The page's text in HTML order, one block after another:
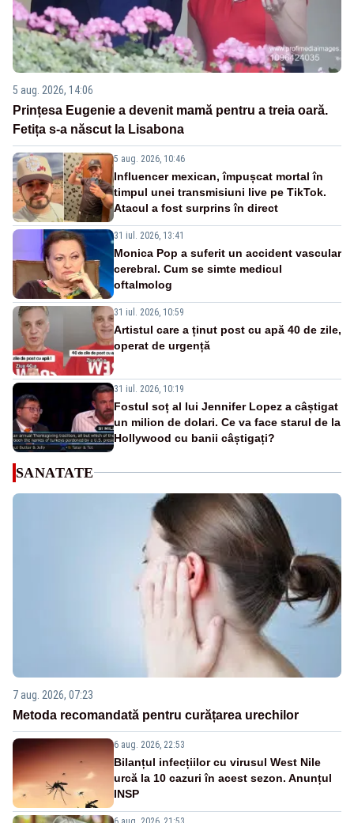
5 aug. 2026, 14:06
Prințesa Eugenie a devenit mamă pentru a treia oară.
Fetița s-a născut la Lisabona
5 aug. 2026, 10:46
Influencer mexican, împușcat mortal în
timpul unei transmisiuni live pe TikTok.
Atacul a fost surprins în direct
31 iul. 2026, 13:41
Monica Pop a suferit un accident vascular
cerebral. Cum se simte medicul
oftalmolog
31 iul. 2026, 10:59
Artistul care a ținut post cu apă 40 de zile,
operat de urgență
31 iul. 2026, 10:19
Fostul soț al lui Jennifer Lopez a câștigat
un milion de dolari. Ce va face starul de la
Hollywood cu banii câștigați?
SANATATE
7 aug. 2026, 07:23
Metoda recomandată pentru curățarea urechilor
6 aug. 2026, 22:53
Bilanțul infecțiilor cu virusul West Nile
urcă la 10 cazuri în acest sezon. Anunțul
INSP